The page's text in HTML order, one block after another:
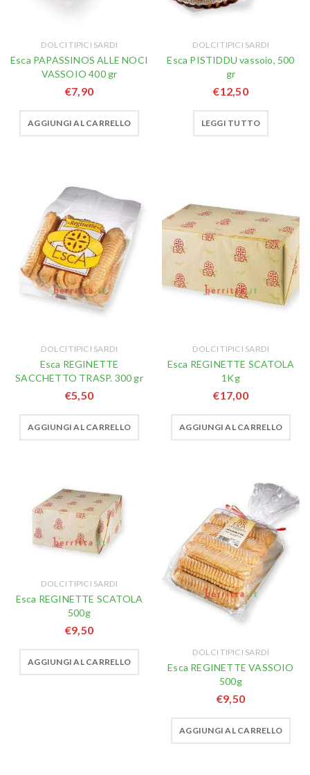
DOLCI TIPICI SARDI
Esca PAPASSINOS ALLE NOCI
VASSOIO 400 gr
€7,90
AGGIUNGI AL CARRELLO
DOLCI TIPICI SARDI
Esca PISTIDDU vassoio, 500
gr
€12,50
LEGGI TUTTO
DOLCI TIPICI SARDI
Esca REGINETTE
SACCHETTO TRASP. 300 gr
€5,50
AGGIUNGI AL CARRELLO
DOLCI TIPICI SARDI
Esca REGINETTE SCATOLA
1Kg
€17,00
AGGIUNGI AL CARRELLO
DOLCI TIPICI SARDI
Esca REGINETTE SCATOLA
500g
€9,50
AGGIUNGI AL CARRELLO
DOLCI TIPICI SARDI
Esca REGINETTE VASSOIO
500g
€9,50
AGGIUNGI AL CARRELLO